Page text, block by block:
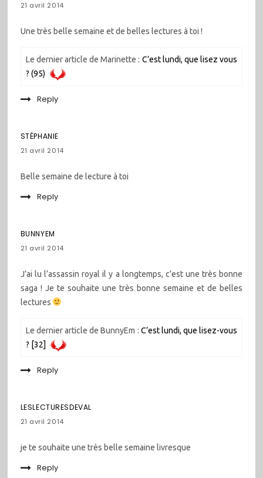
21 avril 2014
Une très belle semaine et de belles lectures à toi !
Le dernier article de Marinette : C’est lundi, que lisez vous
? (95)
Reply
STÉPHANIE
21 avril 2014
Belle semaine de lecture à toi
Reply
BUNNYEM
21 avril 2014
J’ai lu l’assassin royal il y a longtemps, c’est une très bonne
saga ! Je te souhaite une très bonne semaine et de belles
lectures
Le dernier article de BunnyEm : C’est lundi, que lisez-vous
? [32]
Reply
LESLECTURESDEVAL
21 avril 2014
je te souhaite une très belle semaine livresque
Reply